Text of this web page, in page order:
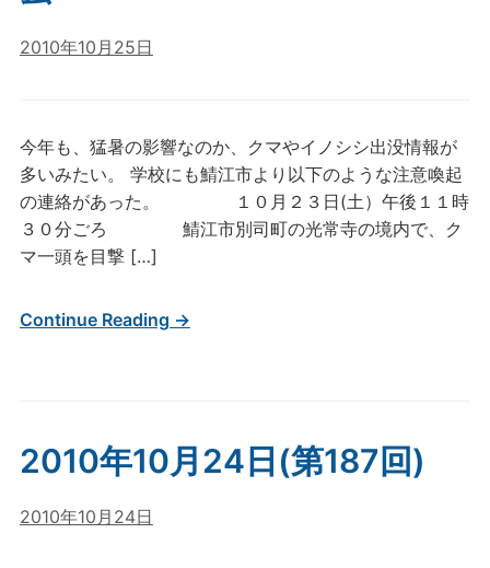
2010年10月25日
今年も、猛暑の影響なのか、クマやイノシシ出没情報が
多いみたい。 学校にも鯖江市より以下のような注意喚起
の連絡があった。 １０月２３日(土）午後１１時
３０分ごろ 鯖江市別司町の光常寺の境内で、ク
マ一頭を目撃 […]
Continue Reading →
2010年10月24日(第187回)
2010年10月24日